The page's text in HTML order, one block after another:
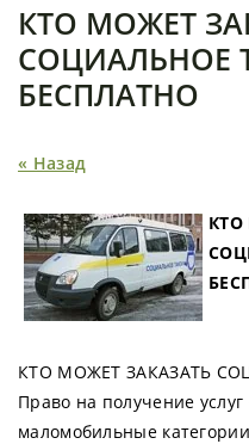
КТО МОЖЕТ
СОЦИАЛЬНОЕ
БЕСПЛАТНО
« Назад
КТО МОЖЕТ ЗАКАЗАТЬ
Право на получение
маломобильные